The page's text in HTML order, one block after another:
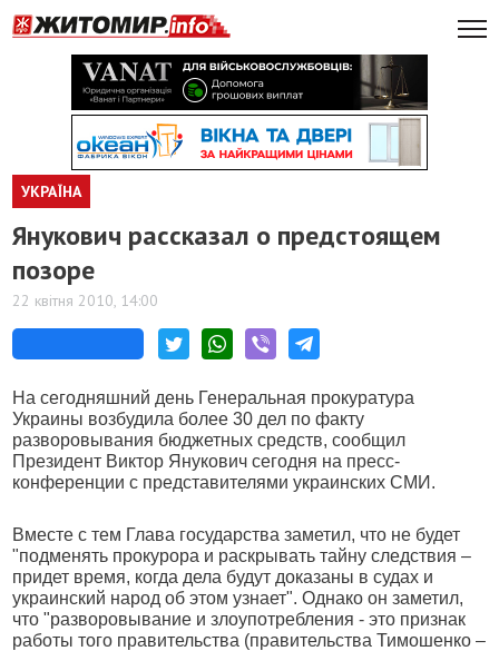
УКРАЇНА
Янукович рассказал о предстоящем
позоре
22 квітня 2010, 14:00
На сегодняшний день Генеральная прокуратура
Украины возбудила более 30 дел по факту
разворовывания бюджетных средств, сообщил
Президент Виктор Янукович сегодня на пресс-
конференции с представителями украинских СМИ.
Вместе с тем Глава государства заметил, что не будет
"подменять прокурора и раскрывать тайну следствия –
придет время, когда дела будут доказаны в судах и
украинский народ об этом узнает". Однако он заметил,
что "разворовывание и злоупотребления - это признак
работы того правительства (правительства Тимошенко –